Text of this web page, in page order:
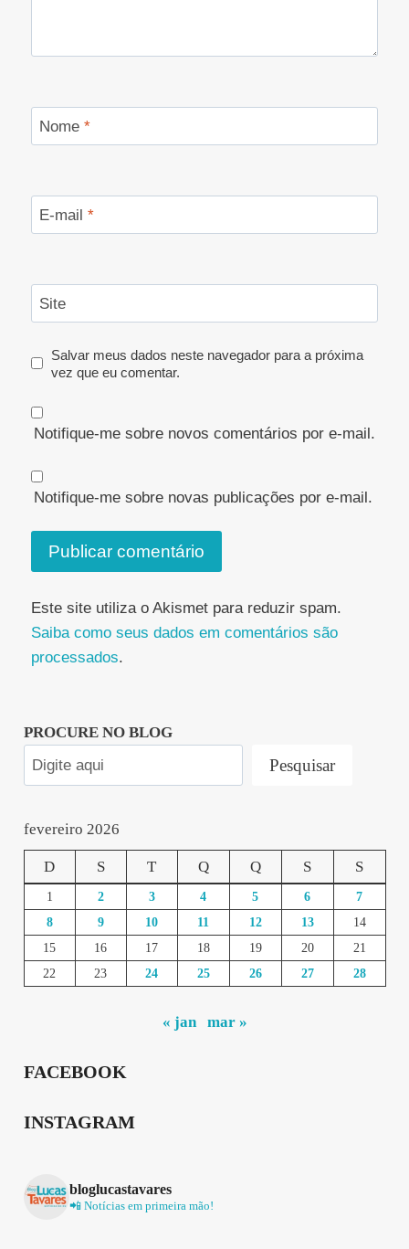
Nome *
E-mail *
Site
Salvar meus dados neste navegador para a próxima
vez que eu comentar.
Notifique-me sobre novos comentários por e-mail.
Notifique-me sobre novas publicações por e-mail.
Este site utiliza o Akismet para reduzir spam.
Saiba como seus dados em comentários são
processados.
PROCURE NO BLOG
Pesquisar
fevereiro 2026
D S T Q Q S S
1 2 3 4 5 6
7
8
9 10 11 12 13
14
15
16 17 18 19 20
21
22
23 24 25 26 27 28
« jan mar »
FACEBOOK
INSTAGRAM
bloglucastavares
📲 Notícias em primeira mão!